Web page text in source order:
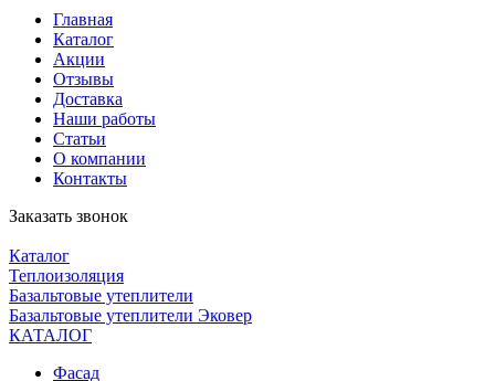
Главная
Каталог
Акции
Отзывы
Доставка
Наши работы
Статьи
О компании
Контакты
Заказать звонок
Каталог
Теплоизоляция
Базальтовые утеплители
Базальтовые утеплители Эковер
КАТАЛОГ
Фасад